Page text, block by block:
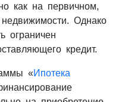
как на первичном,
Однако
ограничен
кредит.
«Ипотека